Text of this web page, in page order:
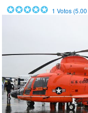
1 Votos (5.00